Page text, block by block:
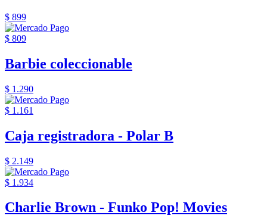
$ 899
$ 809
Barbie coleccionable
$ 1.290
$ 1.161
Caja registradora - Polar B
$ 2.149
$ 1.934
Charlie Brown - Funko Pop! Movies